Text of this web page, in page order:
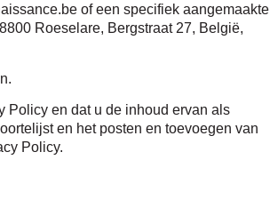
of een specifiek aangemaakte
Roeselare, Bergstraat 27, België,
Policy en dat u de inhoud ervan als
en het posten en toevoegen van
Policy.